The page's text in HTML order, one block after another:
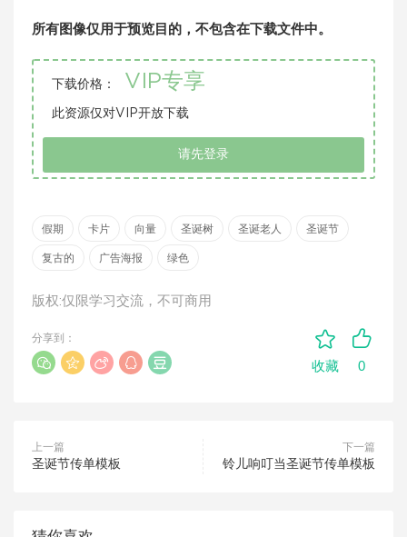
所有图像仅用于预览目的，不包含在下载文件中。
下载价格： VIP专享
此资源仅对VIP开放下载
请先登录
假期 卡片 向量 圣诞树 圣诞老人 圣诞节
复古的 广告海报 绿色
版权:仅限学习交流，不可商用
收藏 0
分享到：
上一篇
圣诞节传单模板
下一篇
铃儿响叮当圣诞节传单模板